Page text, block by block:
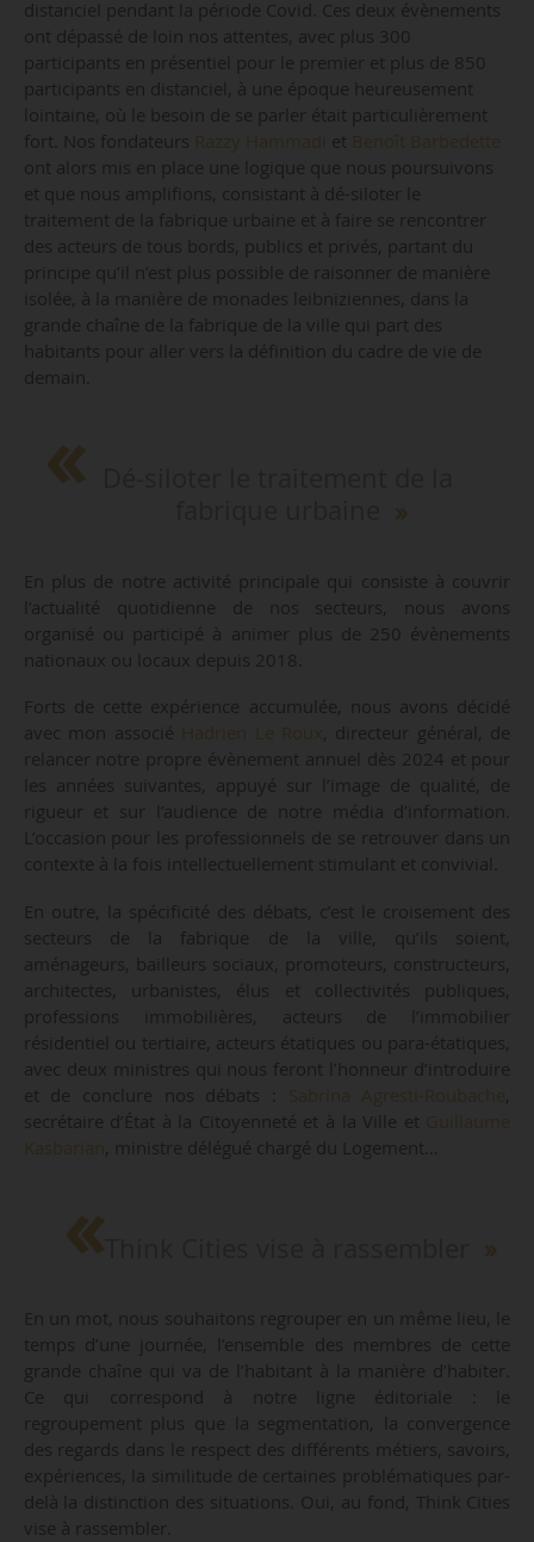
distanciel pendant la période Covid. Ces deux évènements
ont dépassé de loin nos attentes, avec plus 300
participants en présentiel pour le premier et plus de 850
participants en distanciel, à une époque heureusement
lointaine, où le besoin de se parler était particulièrement
fort. Nos fondateurs
et
ont alors mis en place une logique que nous poursuivons
et que nous amplifions, consistant à dé-siloter le
traitement de la fabrique urbaine et à faire se rencontrer
des acteurs de tous bords, publics et privés, partant du
principe qu’il n’est plus possible de raisonner de manière
isolée, à la manière de monades leibniziennes, dans la
grande chaîne de la fabrique de la ville qui part des
habitants pour aller vers la définition du cadre de vie de
demain.
En plus de notre activité principale qui consiste à couvrir
l’actualité quotidienne de nos secteurs, nous avons
organisé ou participé à animer plus de 250 évènements
nationaux ou locaux depuis 2018.
Forts de cette expérience accumulée, nous avons décidé
avec mon associé
, directeur général, de
relancer notre propre évènement annuel dès 2024 et pour
les années suivantes, appuyé sur l’image de qualité, de
rigueur et sur l’audience de notre média d’information.
L’occasion pour les professionnels de se retrouver dans un
contexte à la fois intellectuellement stimulant et convivial.
En outre, la spécificité des débats, c’est le croisement des
secteurs de la fabrique de la ville, qu’ils soient,
aménageurs, bailleurs sociaux, promoteurs, constructeurs,
architectes, urbanistes, élus et collectivités publiques,
professions immobilières, acteurs de l’immobilier
résidentiel ou tertiaire, acteurs étatiques ou para-étatiques,
avec deux ministres qui nous feront l’honneur d’introduire
et de conclure nos débats :
secrétaire d’État à la Citoyenneté et à la Ville et
, ministre délégué chargé du Logement…
En un mot, nous souhaitons regrouper en un même lieu, le
temps d’une journée, l’ensemble des membres de cette
grande chaîne qui va de l’habitant à la manière d’habiter.
Ce qui correspond à notre ligne éditoriale : le
regroupement plus que la segmentation, la convergence
des regards dans le respect des différents métiers, savoirs,
expériences, la similitude de certaines problématiques par-
delà la distinction des situations. Oui, au fond, Think Cities
vise à rassembler.